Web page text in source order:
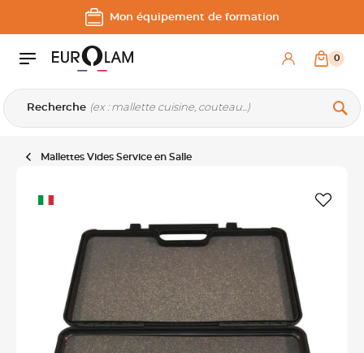
Aller au contenu
Aller à la navigation principale
Mon équipement de formation
Recherche
0
Mallettes Vides Service en Salle